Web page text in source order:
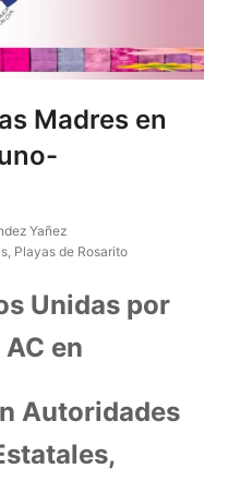
Madres en
Yañez
, Playas de Rosarito
Unidas por
en
Autoridades